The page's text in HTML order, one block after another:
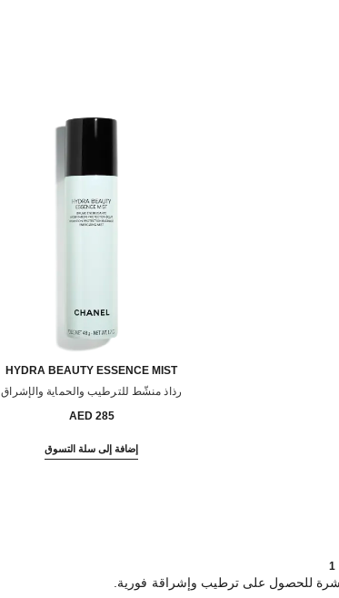
HYDRA BEAUTY ESSENCE MIST
رذاذ منشّط للترطيب والحماية والإشراق
285 AED
إضافة إلى سلة التسوق